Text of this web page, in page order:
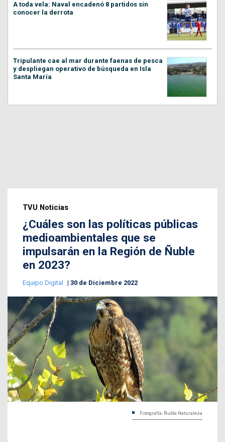
A toda vela: Naval encadenó 8 partidos sin
conocer la derrota
Tripulante cae al mar durante faenas de pesca
y despliegan operativo de búsqueda en Isla
Santa María
TVU Noticias
¿Cuáles son las políticas públicas
medioambientales que se
impulsarán en la Región de Ñuble
en 2023?
Equipo Digital 30 de Diciembre 2022
Fotografía: Ñuble Naturaleza